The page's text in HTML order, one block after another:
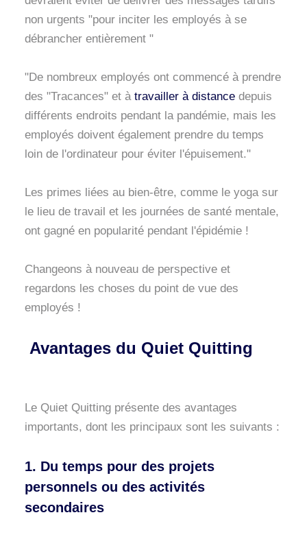
non urgents "pour inciter les employés à se
débrancher entièrement "
"De nombreux employés ont commencé à prendre
des "Tracances" et à travailler à distance depuis
différents endroits pendant la pandémie, mais les
employés doivent également prendre du temps
loin de l'ordinateur pour éviter l'épuisement."
Les primes liées au bien-être, comme le yoga sur
le lieu de travail et les journées de santé mentale,
ont gagné en popularité pendant l'épidémie !
Changeons à nouveau de perspective et
regardons les choses du point de vue des
employés !
Avantages du Quiet Quitting
Le Quiet Quitting présente des avantages
importants, dont les principaux sont les suivants :
1. Du temps pour des projets
personnels ou des activités
secondaires